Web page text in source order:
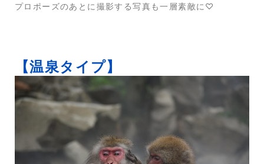
プロポーズのあとに撮影する写真も一層素敵に♡
【温泉タイプ】